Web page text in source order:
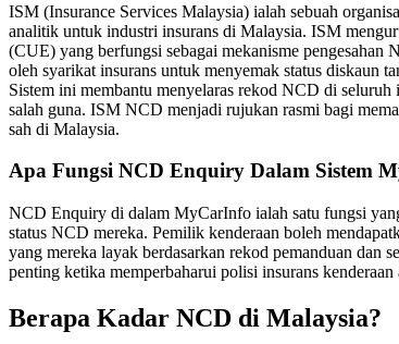
ISM (Insurance Services Malaysia) ialah sebuah
analitik untuk industri insurans di Malaysia. ISM
(CUE) yang berfungsi sebagai mekanisme
oleh syarikat insurans untuk menyemak status diskaun
Sistem ini membantu menyelaras rekod NCD di
salah guna. ISM NCD menjadi rujukan rasmi bagi
sah di Malaysia.
Apa Fungsi NCD Enquiry Dalam Sistem
NCD Enquiry di dalam MyCarInfo ialah satu fungsi
status NCD mereka. Pemilik kenderaan boleh
yang mereka layak berdasarkan rekod pemanduan dan
penting ketika memperbaharui polisi insurans
Berapa Kadar NCD di Malaysia?